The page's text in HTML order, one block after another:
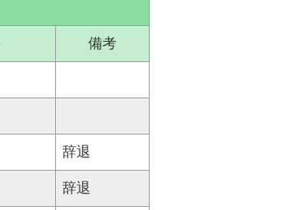
備考
辞退
辞退